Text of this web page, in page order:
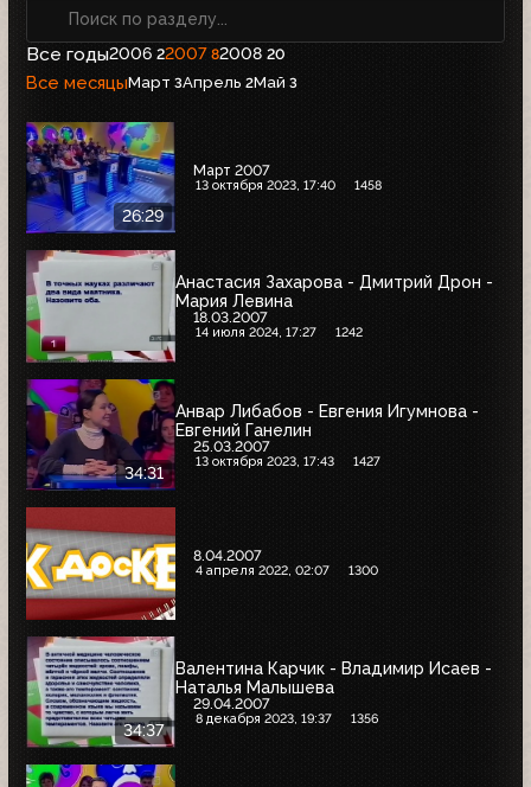
Все годы2006 22007 82008 20
Все месяцыМарт 3Апрель 2Май 3
26:29
Март 2007
13 октября 2023, 17:40 1458
Анастасия Захарова - Дмитрий Дрон -
Мария Левина
18.03.2007
14 июля 2024, 17:27 1242
34:31
Анвар Либабов - Евгения Игумнова -
Евгений Ганелин
25.03.2007
13 октября 2023, 17:43 1427
8.04.2007
4 апреля 2022, 02:07 1300
34:37
Валентина Карчик - Владимир Исаев -
Наталья Малышева
29.04.2007
8 декабря 2023, 19:37 1356